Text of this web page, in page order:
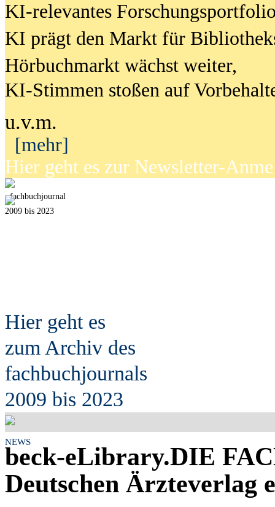
KI-relevantes
KI prägt den Markt für
Hörbuchmarkt wächst weiter,
KI-Stimmen stoßen auf
u.v.m.
[mehr]
Hier geht es zur Newsletter-
fachbuchjournal
2009 bis 2023
Hier geht es
zum Archiv des
fachbuchjournals
2009 bis 2023
NEWS
beck-eLibrary.DIE
Deutschen Ärzteverlag